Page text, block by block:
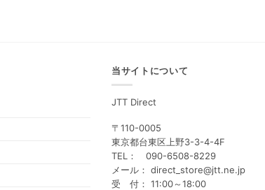
当サイトについて
JTT Direct
〒110-0005
東京都台東区上野3-3-4-4F
TEL： 090-6508-8229
メール： direct_store@jtt.ne.jp
受 付： 11:00～18:00